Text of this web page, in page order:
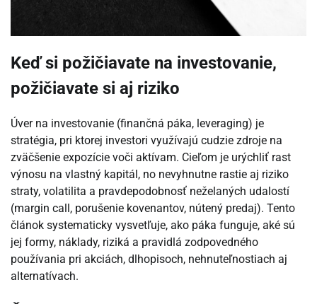
Keď si požičiavate na investovanie,
požičiavate si aj riziko
Úver na investovanie (finančná páka, leveraging) je
stratégia, pri ktorej investori využívajú cudzie zdroje na
zväčšenie expozície voči aktívam. Cieľom je urýchliť rast
výnosu na vlastný kapitál, no nevyhnutne rastie aj riziko
straty, volatilita a pravdepodobnosť neželaných udalostí
(margin call, porušenie kovenantov, nútený predaj). Tento
článok systematicky vysvetľuje, ako páka funguje, aké sú
jej formy, náklady, riziká a pravidlá zodpovedného
používania pri akciách, dlhopisoch, nehnuteľnostiach aj
alternatívach.